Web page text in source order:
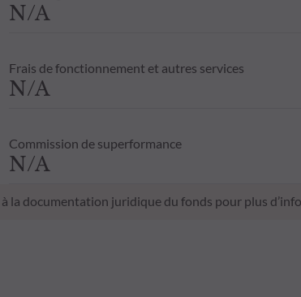
N/A
Frais de fonctionnement et autres services
N/A
Commission de superformance
N/A
la documentation juridique du fonds pour plus